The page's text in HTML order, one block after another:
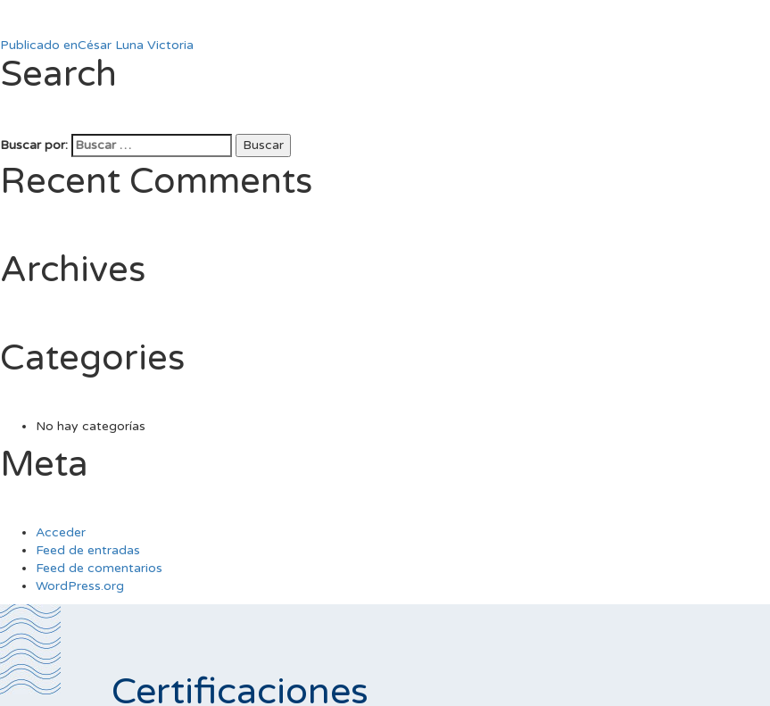
Publicado enCésar Luna Victoria
Search
Buscar por: Buscar
Recent Comments
Archives
Categories
No hay categorías
Meta
Acceder
Feed de entradas
Feed de comentarios
WordPress.org
Certificaciones